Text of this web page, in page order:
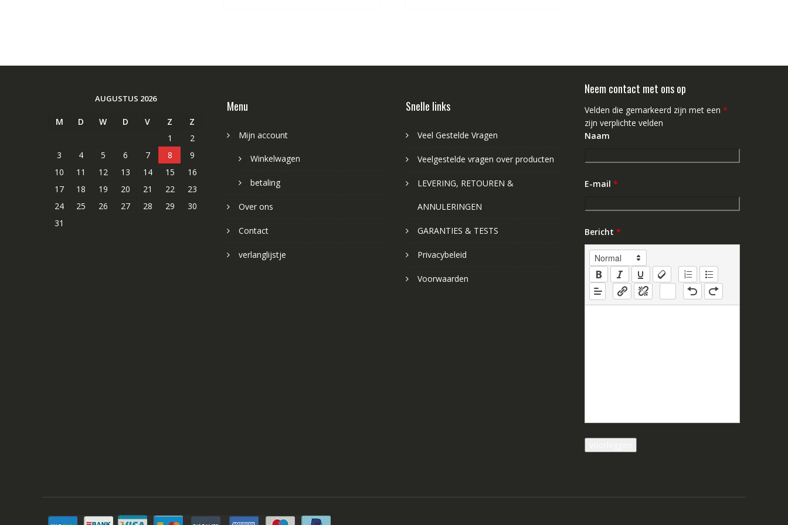
AUGUSTUS 2026
M D W D V Z
Z
1
2
3
4 5 6 7 8
9
10
11 12 13 14 15
16
17
18 19 20 21 22
23
24
25 26 27 28 29
30
31
Menu
Mijn account
Winkelwagen
betaling
Over ons
Contact
verlanglijstje
Snelle links
Veel Gestelde Vragen
Veelgestelde vragen over producten
LEVERING, RETOUREN &
ANNULERINGEN
GARANTIES & TESTS
Privacybeleid
Voorwaarden
Neem contact met ons op
Velden die gemarkeerd zijn met een *
zijn verplichte velden
Naam
E-mail *
Bericht *